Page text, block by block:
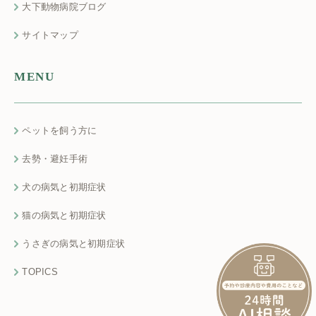
大下動物病院ブログ
サイトマップ
MENU
ペットを飼う方に
去勢・避妊手術
犬の病気と初期症状
猫の病気と初期症状
うさぎの病気と初期症状
TOPICS